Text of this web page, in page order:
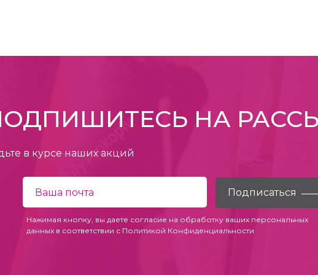
НА
в курсе наших акций
Нажимая кнопку, вы даете согласие на обработку ваших персональных
данных в соответствии с Политикой Конфиденциальности